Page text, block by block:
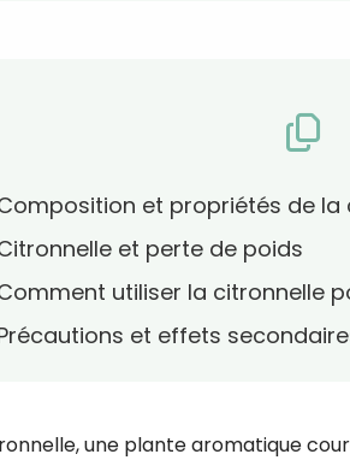
et propriétés de la
et perte de poids
utiliser la citronnelle
et effets
une plante aromatique